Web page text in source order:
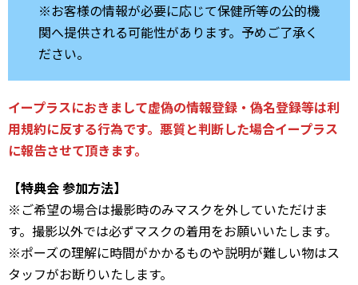
※お客様の情報が必要に応じて保健所等の公的機
関へ提供される可能性があります。予めご了承く
ださい。
イープラスにおきまして虚偽の情報登録・偽名登録等は利
用規約に反する行為です。悪質と判断した場合イープラス
に報告させて頂きます。
【特典会 参加方法】
※ご希望の場合は撮影時のみマスクを外していただけま
す。撮影以外では必ずマスクの着用をお願いいたします。
※ポーズの理解に時間がかかるものや説明が難しい物はス
タッフがお断りいたします。